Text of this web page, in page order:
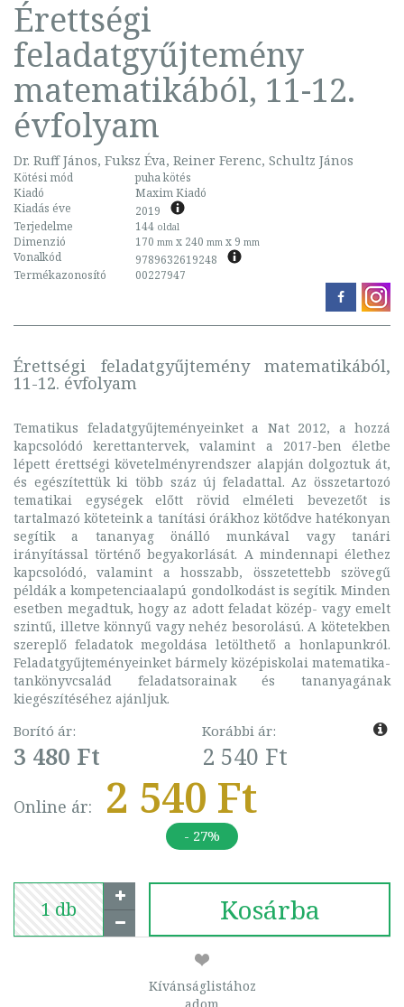
Érettségi
feladatgyűjtemény
matematikából, 11-12.
évfolyam
Dr. Ruff János, Fuksz Éva, Reiner Ferenc, Schultz János
Kötési mód
puha kötés
Kiadó
Maxim Kiadó
Kiadás éve
2019
Terjedelme
144 oldal
Dimenzió 170 mm x 240 mm x 9 mm
Vonalkód
9789632619248
Termékazonosító
00227947
Érettségi feladatgyűjtemény matematikából,
11-12. évfolyam
Tematikus feladatgyűjteményeinket a Nat 2012, a hozzá
kapcsolódó kerettantervek, valamint a 2017-ben életbe
lépett érettségi követelményrendszer alapján dolgoztuk át,
és egészítettük ki több száz új feladattal. Az összetartozó
tematikai egységek előtt rövid elméleti bevezetőt is
tartalmazó köteteink a tanítási órákhoz kötődve hatékonyan
segítik a tananyag önálló munkával vagy tanári
irányítással történő begyakorlását. A mindennapi élethez
kapcsolódó, valamint a hosszabb, összetettebb szövegű
példák a kompetenciaalapú gondolkodást is segítik. Minden
esetben megadtuk, hogy az adott feladat közép- vagy emelt
szintű, illetve könnyű vagy nehéz besorolású. A kötetekben
szereplő feladatok megoldása letölthető a honlapunkról.
Feladatgyűjteményeinket bármely középiskolai matematika-
tankönyvcsalád feladatsorainak és tananyagának
kiegészítéséhez ajánljuk.
Borító ár:
3 480 Ft
Korábbi ár:
2 540 Ft
Online ár: 2 540 Ft
- 27%
Kosárba
Kívánságlistához